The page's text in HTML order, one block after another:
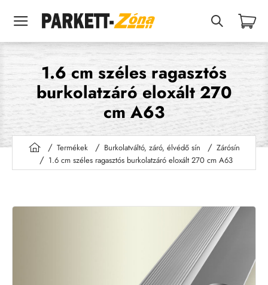
1.6 cm széles ragasztós
burkolatzáró eloxált 270
cm A63
h
Termékek Burkolatváltó, záró, élvédő sín
Zárósín
1.6 cm széles ragasztós burkolatzáró eloxált 270 cm A63